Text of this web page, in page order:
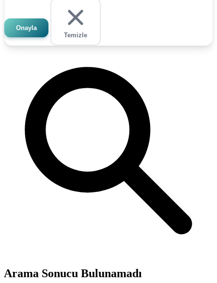
Onayla
Temizle
Arama Sonucu Bulunamadı